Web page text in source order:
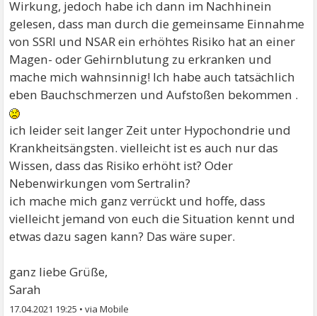
Wirkung, jedoch habe ich dann im Nachhinein
gelesen, dass man durch die gemeinsame Einnahme
von SSRI und NSAR ein erhöhtes Risiko hat an einer
Magen- oder Gehirnblutung zu erkranken und
mache mich wahnsinnig! Ich habe auch tatsächlich
eben Bauchschmerzen und Aufstoßen bekommen .
ich leider seit langer Zeit unter Hypochondrie und
Krankheitsängsten. vielleicht ist es auch nur das
Wissen, dass das Risiko erhöht ist? Oder
Nebenwirkungen vom Sertralin?
ich mache mich ganz verrückt und hoffe, dass
vielleicht jemand von euch die Situation kennt und
etwas dazu sagen kann? Das wäre super.
ganz liebe Grüße,
Sarah
17.04.2021 19:25 •